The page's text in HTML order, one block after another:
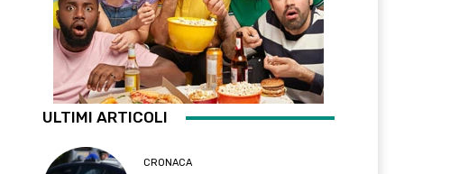
ULTIMI ARTICOLI
CRONACA